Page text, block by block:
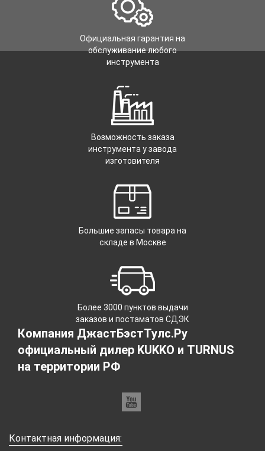
Официальная гарантия на
обслуживание любого
инструмента
Возможность заказа
инструмента у завода
изготовителя
Большие запасы товара на
складе в Москве
Более 3000 пунктов выдачи
заказов и постаматов СДЭК
Компания ДжастБэстТулс.Ру
официальный дилер KUKKO и TURNUS
на территории РФ
Контактная информация: